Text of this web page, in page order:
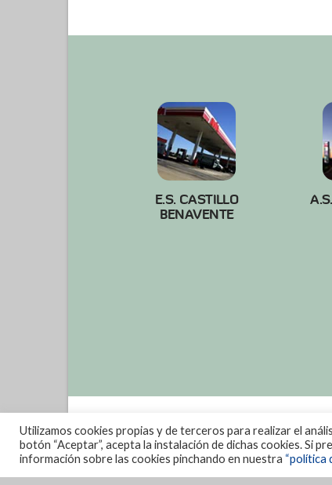
E.S. CASTILLO
BENAVENTE
Utilizamos cookies propias y de terceros para realizar el
botón “Aceptar”, acepta la instalación de dichas cookies. Si
información sobre las cookies pinchando en nuestra “política